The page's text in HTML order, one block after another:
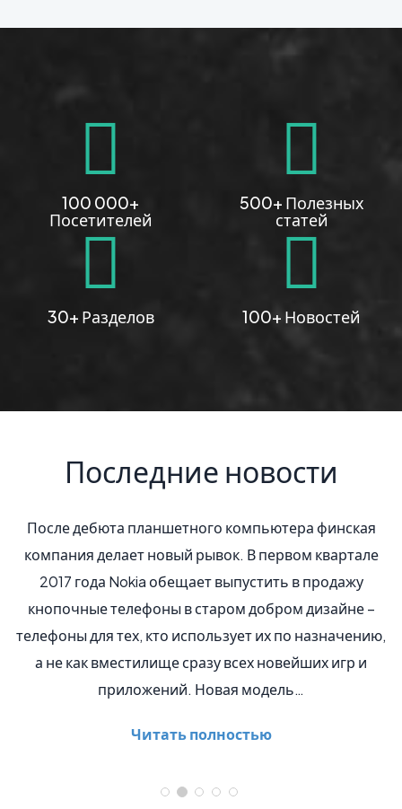
100 000+
Посетителей
500+ Полезных
статей
30+ Разделов 100+ Новостей
Последние новости
После дебюта планшетного компьютера финская
компания делает новый рывок. В первом квартале
2017 года Nokia обещает выпустить в продажу
кнопочные телефоны в старом добром дизайне –
телефоны для тех, кто использует их по назначению,
а не как вместилище сразу всех новейших игр и
приложений. Новая модель…
Читать полностью